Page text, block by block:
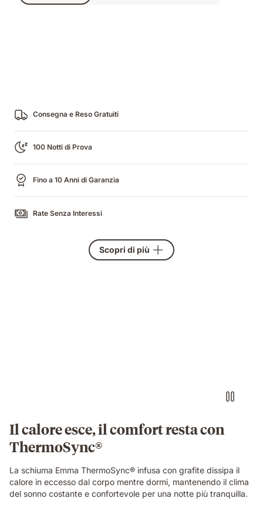
Consegna e Reso Gratuiti
100 Notti di Prova
Fino a 10 Anni di Garanzia
Rate Senza Interessi
Scopri di più
Il calore esce, il comfort resta con
ThermoSync®
La schiuma Emma ThermoSync® infusa con grafite dissipa il
calore in eccesso dal corpo mentre dormi, mantenendo il clima
del sonno costante e confortevole per una notte più tranquilla.